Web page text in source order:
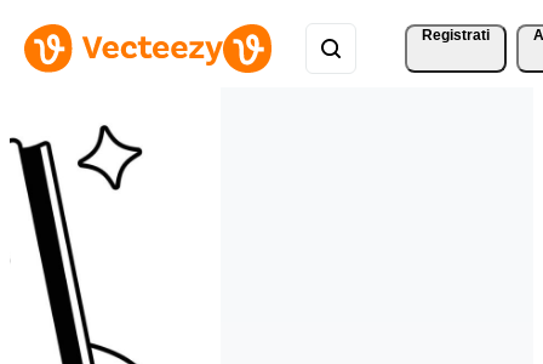
Registrati